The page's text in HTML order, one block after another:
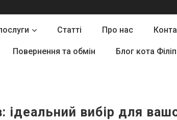
Статті Про нас
Повернення та обмін Блог кота
ідеальний вибір для